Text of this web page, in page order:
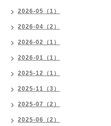
2026-05（1）
2026-04（2）
2026-02（1）
2026-01（1）
2025-12（1）
2025-11（3）
2025-07（2）
2025-06（2）